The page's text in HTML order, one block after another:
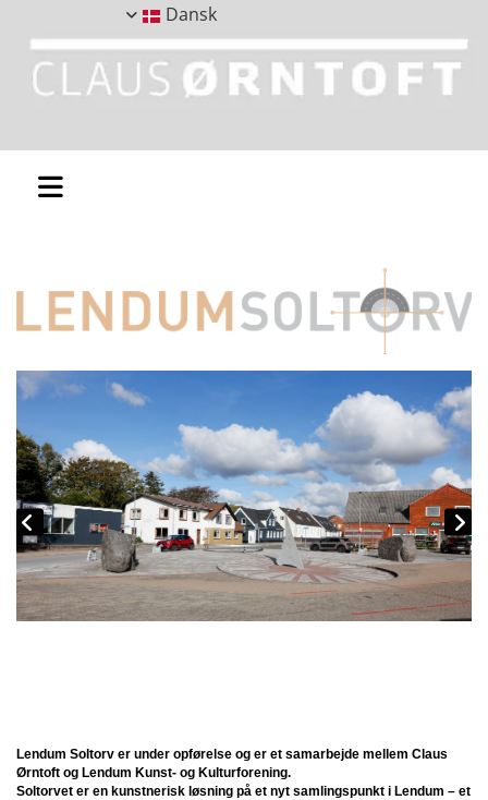
Dansk
Lendum Soltorv er under opførelse og er et samarbejde mellem Claus
Ørntoft og Lendum Kunst- og Kulturforening.
Soltorvet er en kunstnerisk løsning på et nyt samlingspunkt i Lendum – et